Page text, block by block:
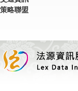
策略聯盟